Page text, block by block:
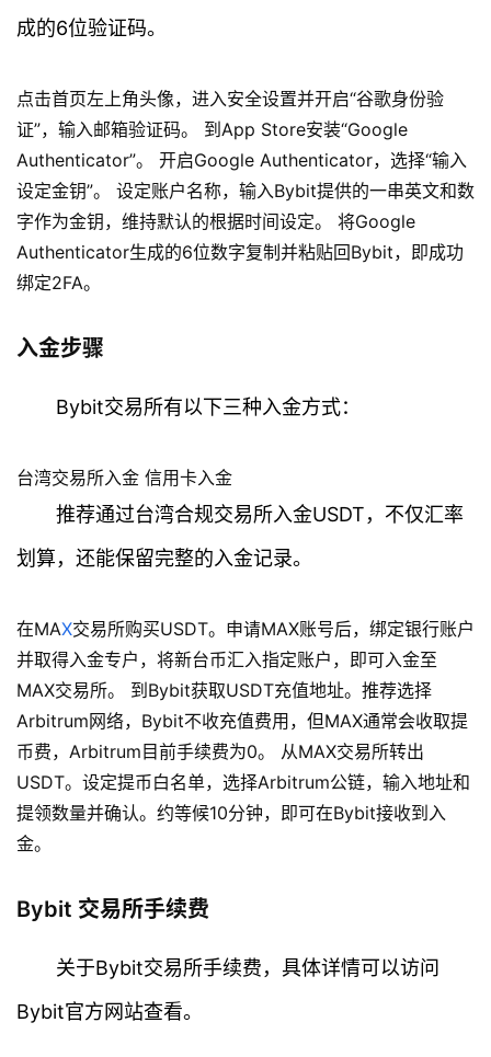
行
快
讯
专
成的6位验证码。
点击首页左上角头像，进入安全设置并开启“谷歌身份验
证”，输入邮箱验证码。 到App Store安装“Google
Authenticator”。 开启Google Authenticator，选择“输入
设定金钥”。 设定账户名称，输入Bybit提供的一串英文和数
字作为金钥，维持默认的根据时间设定。 将Google
Authenticator生成的6位数字复制并粘贴回Bybit，即成功
绑定2FA。
入金步骤
Bybit交易所有以下三种入金方式：
台湾交易所入金 信用卡入金
推荐通过台湾合规交易所入金USDT，不仅汇率
划算，还能保留完整的入金记录。
在MAX交易所购买USDT。申请MAX账号后，绑定银行账户
并取得入金专户，将新台币汇入指定账户，即可入金至
MAX交易所。 到Bybit获取USDT充值地址。推荐选择
Arbitrum网络，Bybit不收充值费用，但MAX通常会收取提
币费，Arbitrum目前手续费为0。 从MAX交易所转出
USDT。设定提币白名单，选择Arbitrum公链，输入地址和
提领数量并确认。约等候10分钟，即可在Bybit接收到入
金。
Bybit 交易所手续费
关于Bybit交易所手续费，具体详情可以访问
Bybit官方网站查看。